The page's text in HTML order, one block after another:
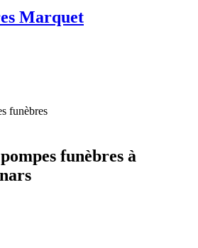
Marquet
funèbres
pompes funèbres à